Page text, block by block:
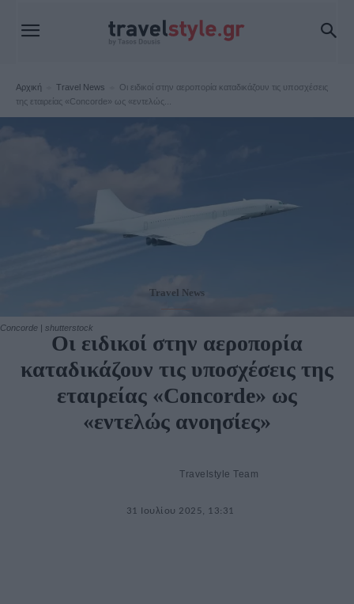
Αρχική Travel News
Οι ειδικοί στην αεροπορία καταδικάζουν τις υποσχέσεις
της εταιρείας «Concorde» ως «εντελώς...
Concorde | shutterstock
Travel News
Οι ειδικοί στην αεροπορία
καταδικάζουν τις υποσχέσεις της
εταιρείας «Concorde» ως
«εντελώς ανοησίες»
Travelstyle Team
31 Ιουλίου 2025, 13:31